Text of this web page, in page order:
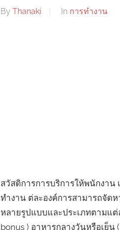
By Thanaki In การทำงาน
สวัสดิการการบริการให้พนักงาน
ทำงาน ต่ละองค์การสามารถจัด
หลายรูปแบบและประเภทตามแต่
bonus ) อาหารกลางวันหรือเย็น